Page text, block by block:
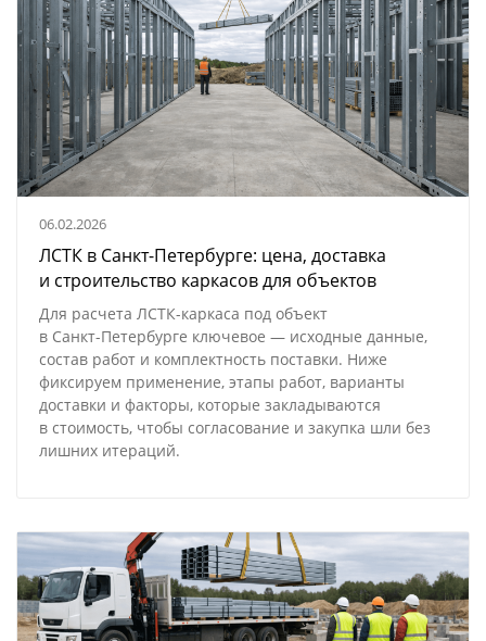
06.02.2026
ЛСТК в Санкт-Петербурге: цена, доставка
и строительство каркасов для объектов
Для расчета ЛСТК-каркаса под объект
в Санкт-Петербурге ключевое — исходные данные,
состав работ и комплектность поставки. Ниже
фиксируем применение, этапы работ, варианты
доставки и факторы, которые закладываются
в стоимость, чтобы согласование и закупка шли без
лишних итераций.